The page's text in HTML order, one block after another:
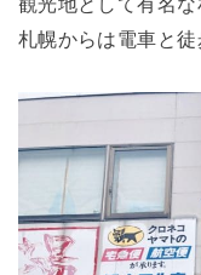
札幌からは電車と徒